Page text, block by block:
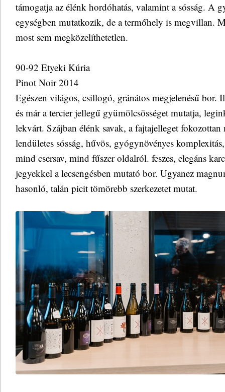
támogatja az élénk hordóhatás, valamint a sósság. A
egységben mutatkozik, de a termőhely is megvillan.
most sem megközelíthetetlen.
90-92 Etyeki Kúria
Pinot Noir 2014
Egészen világos, csillogó, gránátos megjelenésű bor.
és már a tercier jellegű gyümölcsösséget mutatja,
lekvárt. Szájban élénk savak, a fajtajelleget fokozottan
lendületes sósság, hűvös, gyógynövényes
mind csersav, mind fűszer oldalról. feszes, elegáns
jegyekkel a lecsengésben mutató bor. Ugyanez
hasonló, talán picit tömörebb szerkezetet mutat.